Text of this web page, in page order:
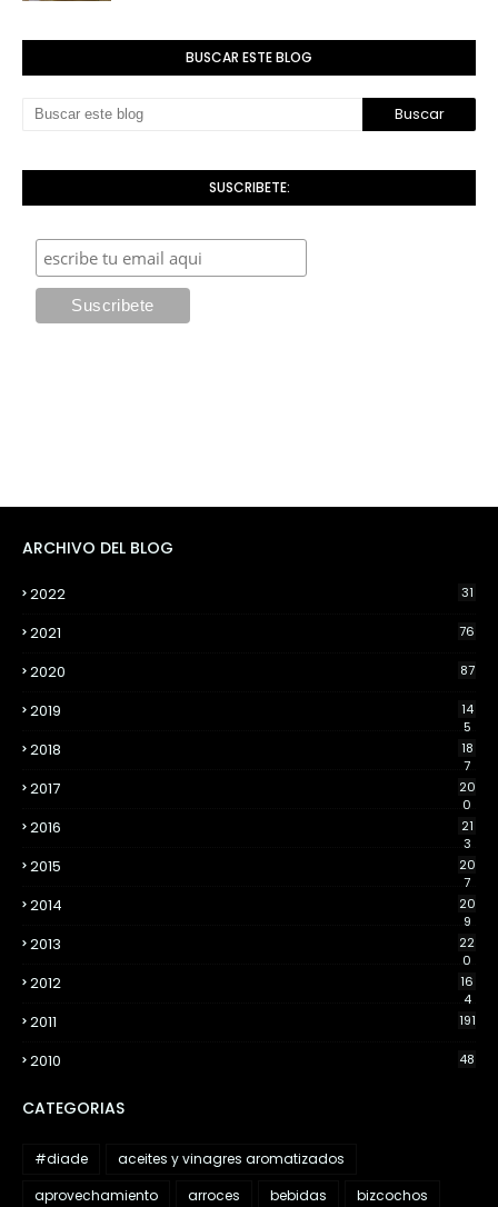
BUSCAR ESTE BLOG
SUSCRIBETE:
ARCHIVO DEL BLOG
2022 31
2021 76
2020 87
2019
14
5
2018
18
7
2017
20
0
2016
21
3
2015
20
7
2014
20
9
2013
22
0
2012
16
4
2011 191
2010 48
CATEGORIAS
#diade
aceites y vinagres aromatizados
aprovechamiento
arroces bebidas
bizcochos